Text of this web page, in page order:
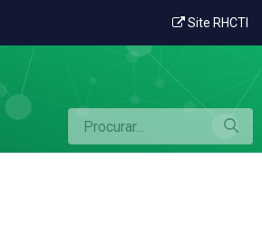
Site RHCTI